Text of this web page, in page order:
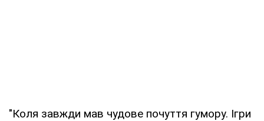
"Коля завжди мав чудове почуття гумору. Ігри